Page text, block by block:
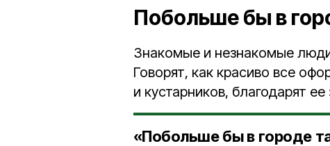
Побольше бы в
Знакомые и незнакомые
Говорят, как красиво все
и кустарников, благодарят ее
«Побольше бы в городе